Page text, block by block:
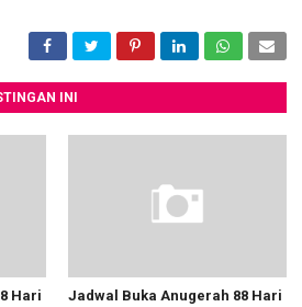
INI
Hari
Jadwal Buka Anugerah 88 Hari